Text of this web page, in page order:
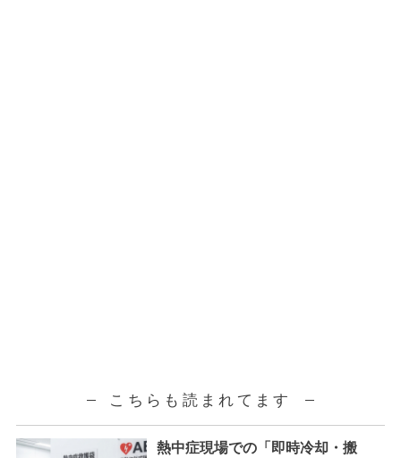
こちらも読まれてます
熱中症現場での「即時冷却・搬